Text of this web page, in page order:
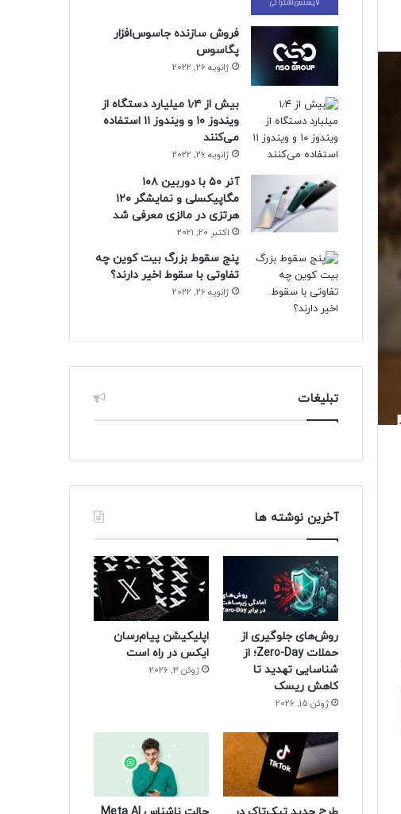
فروش سازنده جاسوس‌افزار
پگاسوس
ژانویه 26, 2022
بیش از ۱٫۴ میلیارد دستگاه از
ویندوز ۱۰ و ویندوز ۱۱ استفاده
می‌کنند
ژانویه 26, 2022
آنر ۵۰ با دوربین ۱۰۸
مگاپیکسلی و نمایشگر ۱۲۰
هرتزی در مالزی معرفی شد
اکتبر 20, 2021
پنج سقوط بزرگ بیت کوین چه
تفاوتی با سقوط اخیر دارند؟
ژانویه 26, 2022
تبلیغات
آخرین نوشته ها
روش‌های جلوگیری از
حملات Zero-Day؛ از
شناسایی تهدید تا
کاهش ریسک
ژوئن 15, 2026
اپلیکیشن پیام‌رسان
ایکس در راه است
ژوئن 3, 2026